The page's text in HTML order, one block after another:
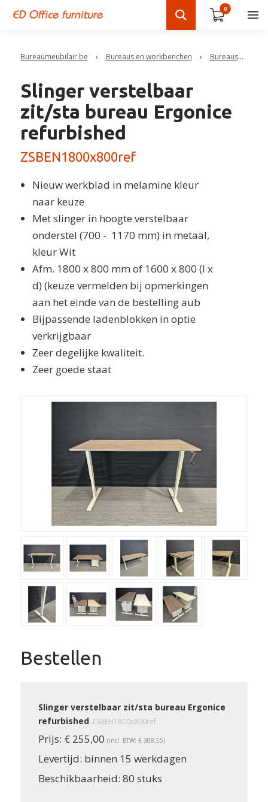
0
Bureaumeubilair.be › Bureaus en workbenchen › Bureaus
Slinger verstelbaar
zit/sta bureau Ergonice
refurbished
ZSBEN1800x800ref
Nieuw werkblad in melamine kleur
naar keuze
Met slinger in hoogte verstelbaar
onderstel (700 - 1170 mm) in metaal,
kleur Wit
Afm. 1800 x 800 mm of 1600 x 800 (l x
d) (keuze vermelden bij opmerkingen
aan het einde van de bestelling aub
Bijpassende ladenblokken in optie
verkrijgbaar
Zeer degelijke kwaliteit.
Zeer goede staat
Bestellen
Slinger verstelbaar zit/sta bureau Ergonice
refurbished ZSBEN1800x800ref
Prijs: € 255,00 (incl. BTW: € 308,55)
Levertijd: binnen 15 werkdagen
Beschikbaarheid: 80 stuks